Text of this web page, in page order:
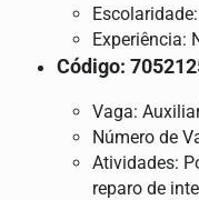
Experiência:
Código:
Vaga:
Número de
Atividades:
reparo de